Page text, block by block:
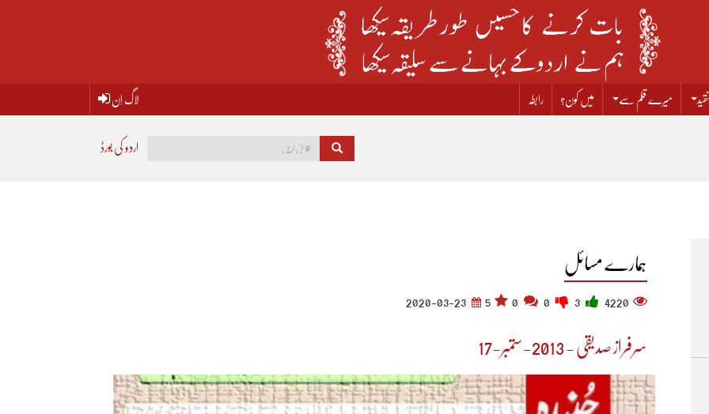
میرے قلم سے میں کون؟ رابطہ لاگ اِن
اردو کی بورڈ
ہمارے مسائل
4220
5
2020-03-23
سرفراز صدیقی - 2013-ستمبر-17